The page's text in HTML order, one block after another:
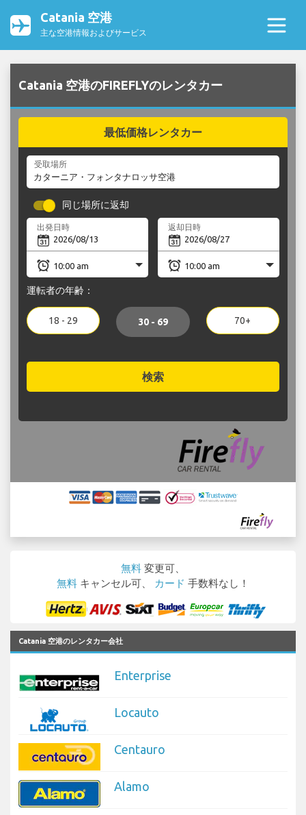
Catania 空港
主な空港情報およびサービス
Catania 空港のFIREFLYのレンタカー
最低価格レンタカー
受取場所
同じ場所に返却
出発日時 返却日時
運転者の年齢：
18 - 29 30 - 69 70+
検索
無料 変更可、
無料 キャンセル可、 カード 手数料なし！
Catania 空港のレンタカー会社
Enterprise
Locauto
Centauro
Alamo